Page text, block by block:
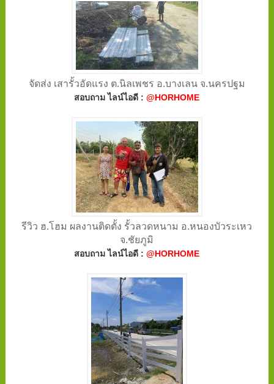
จัดส่ง เสารั้วอัดแรง ต.นิลเพชร อ.บางเลน จ.นครปฐม
สอบถาม ไลน์ไอดี :@HORHOME
รีวิว ฮ.โฮม ผลงานติดตั้ง รั้วลวดหนาม อ.หนองบัวระเหว
จ.ชัยภูมิ
สอบถาม ไลน์ไอดี :@HORHOME